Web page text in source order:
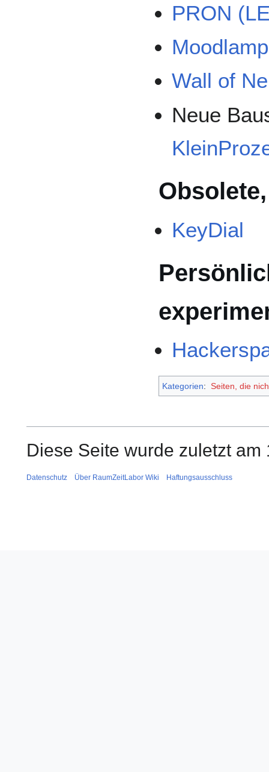
PRON
Moodlamp
Wall of
Neue
KeyDial
Kategorien: Seiten, die
Diese Seite wurde zuletzt
Datenschutz Über RaumZeitLabor Wiki Haftungsausschluss